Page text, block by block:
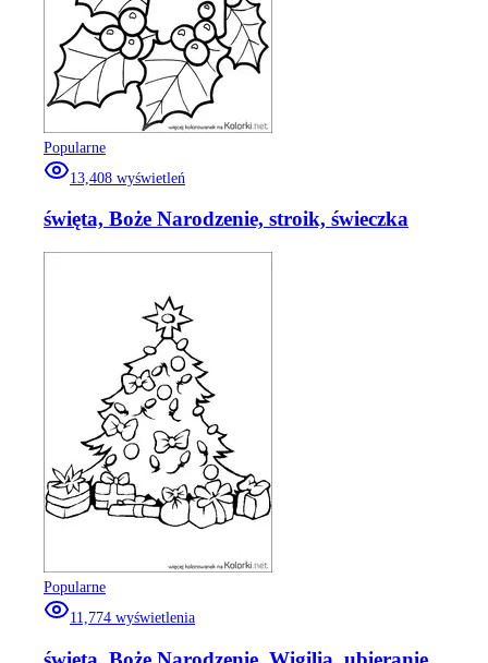
Popularne
13,408 wyświetleń
święta, Boże Narodzenie, stroik, świeczka
Popularne
11,774 wyświetlenia